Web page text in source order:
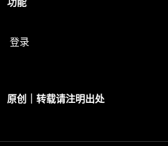
功能
登录
原创｜转载请注明出处